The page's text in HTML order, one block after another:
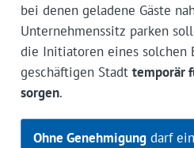
bei denen geladene Gäste
Unternehmenssitz parken
die Initiatoren eines solchen
geschäftigen Stadt temporär
sorgen.
Ohne Genehmigungdarf ein